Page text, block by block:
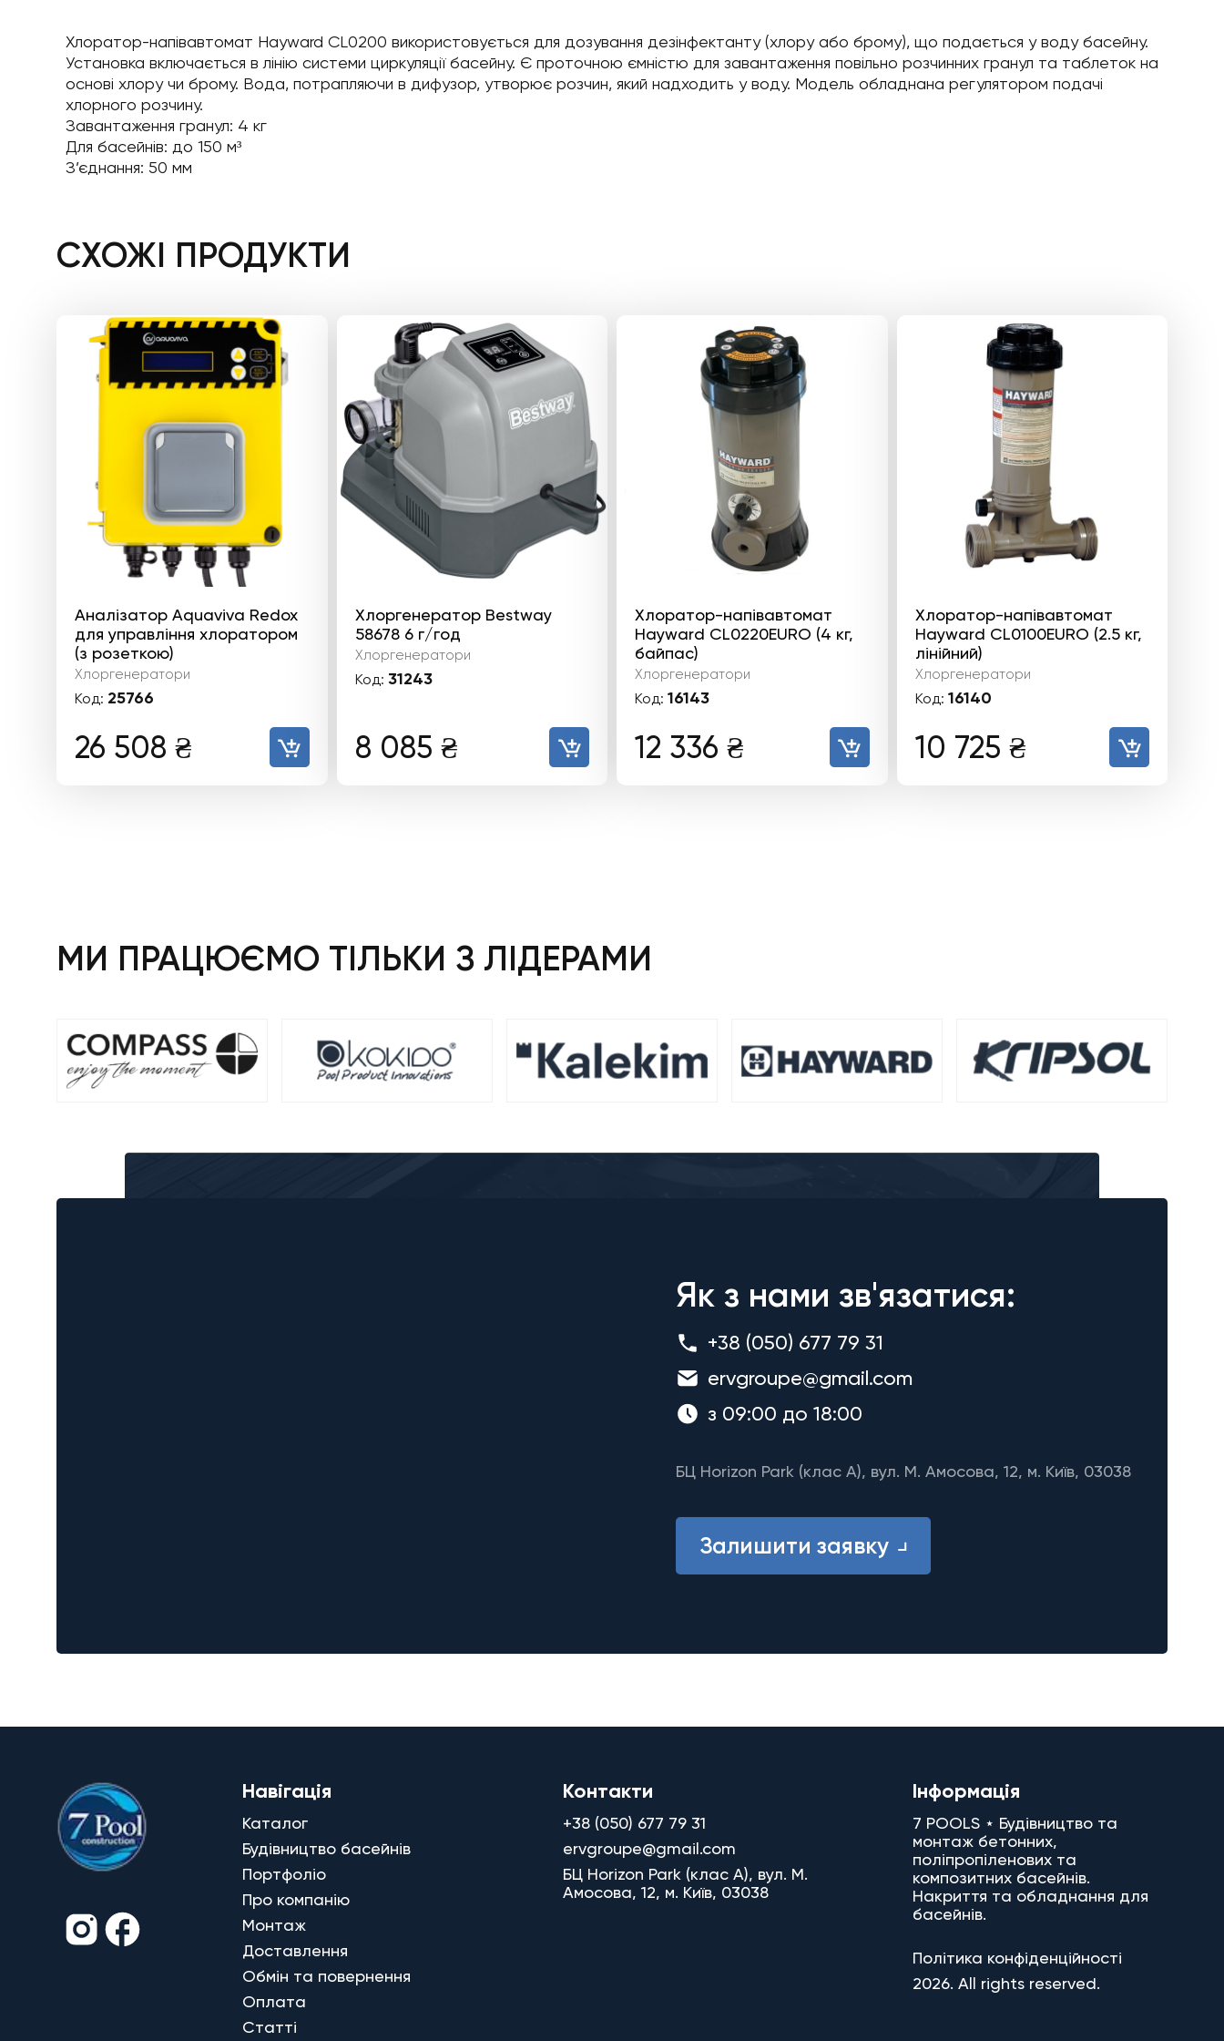
Хлоратор-напівавтомат Hayward CL0200 використовується для дозування дезінфектанту (хлору або брому), що подається у воду басейну.
Установка включається в лінію системи циркуляції басейну. Є проточною ємністю для завантаження повільно розчинних гранул та таблеток на
основі хлору чи брому. Вода, потрапляючи в дифузор, утворює розчин, який надходить у воду. Модель обладнана регулятором подачі
хлорного розчину.
Завантаження гранул: 4 кг
Для басейнів: до 150 м³
З’єднання: 50 мм
СХОЖІ ПРОДУКТИ
Аналізатор Aquaviva Redox
для управління хлоратором
(з розеткою)
Хлоргенератори
Код: 25766
26 508 ₴
Хлоргенератор Bestway
58678 6 г/год
Хлоргенератори
Код: 31243
8 085 ₴
Хлоратор-напівавтомат
Hayward CL0220EURO (4 кг,
байпас)
Хлоргенератори
Код: 16143
12 336 ₴
Хлоратор-напівавтомат
Hayward CL0100EURO (2.5 кг,
лінійний)
Хлоргенератори
Код: 16140
10 725 ₴
МИ ПРАЦЮЄМО ТІЛЬКИ З ЛІДЕРАМИ
Як з нами зв'язатися:
+38 (050) 677 79 31
ervgroupe@gmail.com
з 09:00 до 18:00
БЦ Horizon Park (клас A), вул. М. Амосова, 12, м. Київ, 03038
Залишити заявку
Навігація
Каталог
Будівництво басейнів
Портфоліо
Про компанію
Монтаж
Доставлення
Обмін та повернення
Оплата
Статті
Контакти
+38 (050) 677 79 31
ervgroupe@gmail.com
БЦ Horizon Park (клас A), вул. М.
Амосова, 12, м. Київ, 03038
Інформація
7 POOLS ⋆ Будівництво та
монтаж бетонних,
поліпропіленових та
композитних басейнів.
Накриття та обладнання для
басейнів.
Політика конфіденційності
2026. All rights reserved.